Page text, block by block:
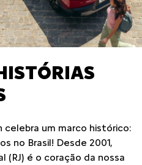
celebra um marco histórico:
no Brasil! Desde 2001,
(RJ) é o coração da nossa